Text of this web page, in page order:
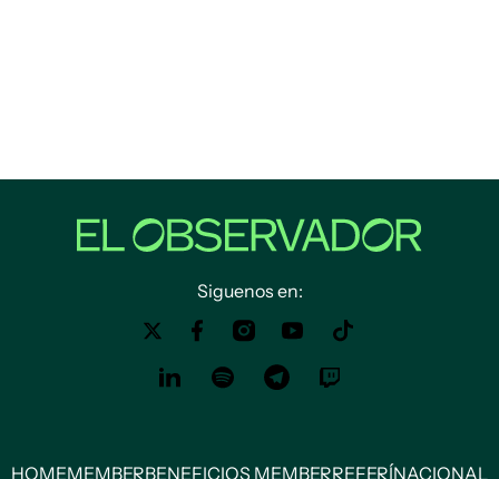
Siguenos en:
HOMEMEMBERBENEFICIOS MEMBERREFERÍNACIONAL